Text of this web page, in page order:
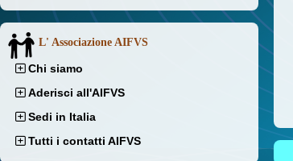
L' Associazione AIFVS
Chi siamo
Aderisci all'AIFVS
Sedi in Italia
Tutti i contatti AIFVS